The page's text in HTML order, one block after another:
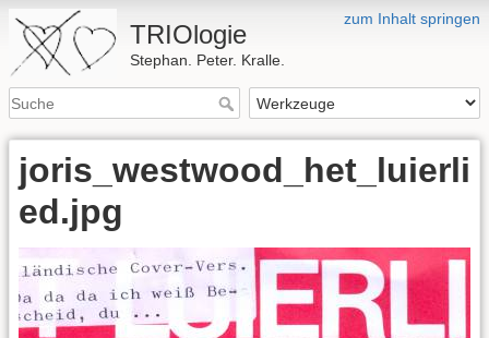
zum Inhalt springen
TRIOlogie
Stephan. Peter. Kralle.
joris_westwood_het_luierli
ed.jpg